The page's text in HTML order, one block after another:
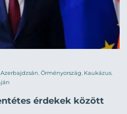
Azerbajdzsán, Örményország, Kaukázus,
érdekek között